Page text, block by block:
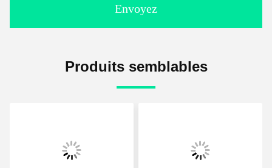
Envoyez
Produits semblables